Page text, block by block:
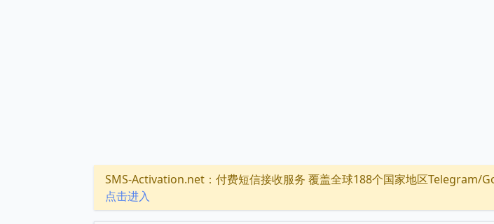
SMS-Activation.net：付费短信接收服务 覆盖全球188个国家地区
点击进入